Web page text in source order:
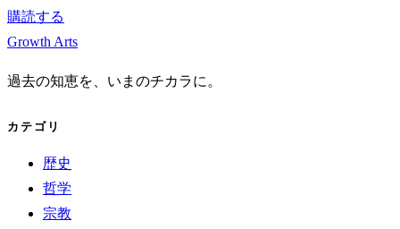
購読する
Growth Arts
過去の知恵を、いまのチカラに。
カテゴリ
歴史
哲学
宗教